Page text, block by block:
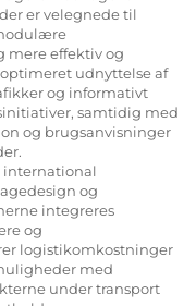
er velegnede til
mere effektiv og
udnyttelse af
og informativt
samtidig med
og brugsanvisninger
international
og
integreres
og
logistikomkostninger
med
under transport